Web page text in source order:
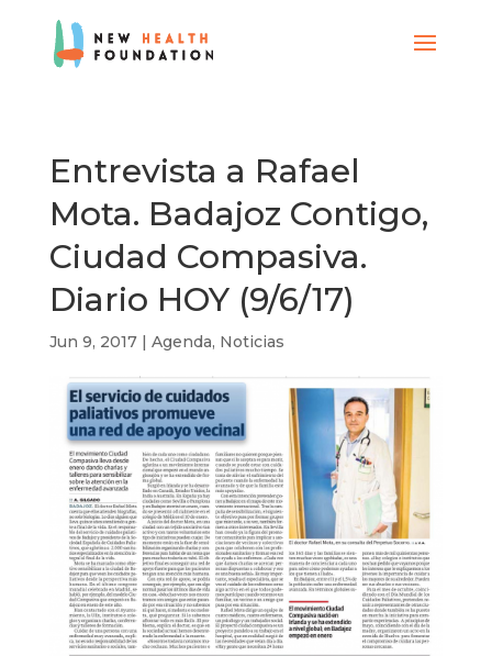
Entrevista a Rafael
Mota. Badajoz Contigo,
Ciudad Compasiva.
Diario HOY (9/6/17)
Jun 9, 2017| Agenda, Noticias